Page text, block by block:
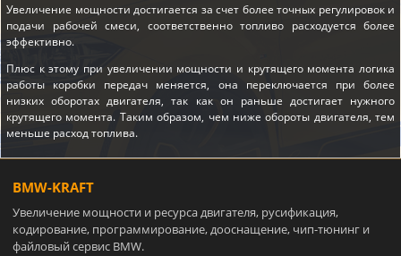
Увеличение мощности достигается за счет более точных регулировок и
подачи рабочей смеси, соответственно топливо расходуется более
эффективно.
Плюс к этому при увеличении мощности и крутящего момента логика
работы коробки передач меняется, она переключается при более
низких оборотах двигателя, так как он раньше достигает нужного
крутящего момента. Таким образом, чем ниже обороты двигателя, тем
меньше расход топлива.
BMW-KRAFT
Увеличение мощности и ресурса двигателя, русификация,
кодирование, программирование, дооснащение, чип-тюнинг и
файловый сервис BMW.